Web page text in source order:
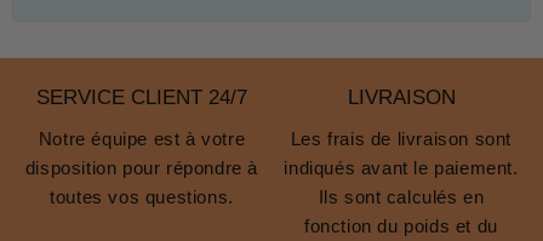
SERVICE CLIENT 24/7
Notre équipe est à votre
disposition pour répondre à
toutes vos questions.
LIVRAISON
Les frais de livraison sont
indiqués avant le paiement.
Ils sont calculés en
fonction du poids et du